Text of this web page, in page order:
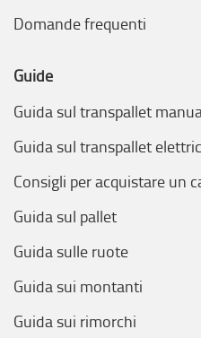
Domande frequenti
Guide
Guida sul transpallet
Guida sul transpallet
Consigli per acquistare un
Guida sul pallet
Guida sulle ruote
Guida sui montanti
Guida sui rimorchi